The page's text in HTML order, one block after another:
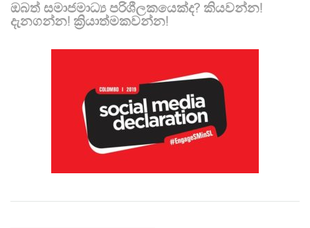
ඔබත් සමාජමාධ්‍ය පරිශීලකයෙක්ද? කියවන්න!
දැනගන්න! ක්‍රියාත්මකවන්න!